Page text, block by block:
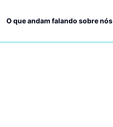
O que andam falando sobre nós